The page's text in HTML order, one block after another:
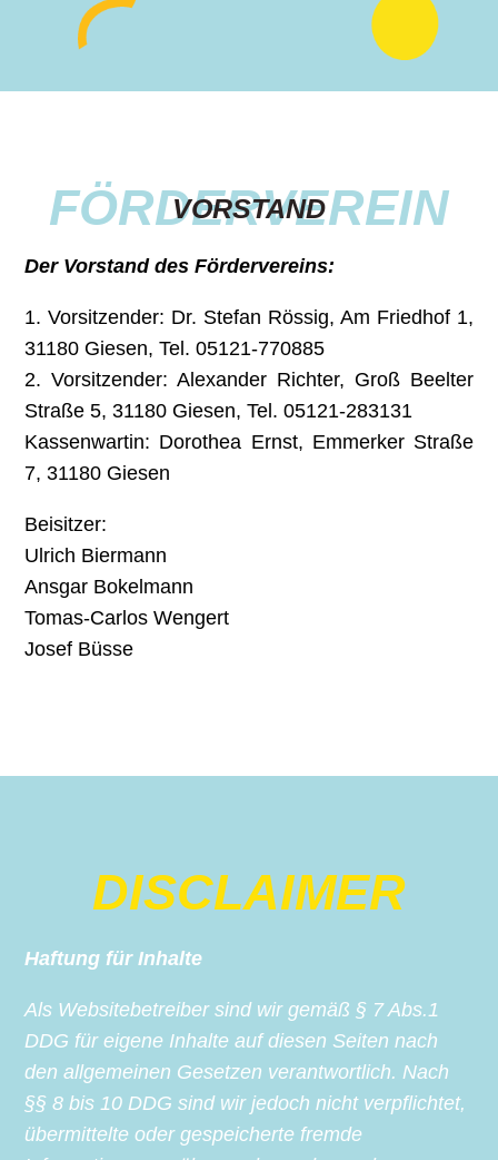
FÖRDERVEREIN
VORSTAND
Der Vorstand des Fördervereins:
1. Vorsitzender: Dr. Stefan Rössig, Am Friedhof 1,
31180 Giesen, Tel. 05121-770885
2. Vorsitzender: Alexander Richter, Groß Beelter
Straße 5, 31180 Giesen, Tel. 05121-283131
Kassenwartin: Dorothea Ernst, Emmerker Straße
7, 31180 Giesen
Beisitzer:
Ulrich Biermann
Ansgar Bokelmann
Tomas-Carlos Wengert
Josef Büsse
DISCLAIMER
Haftung für Inhalte
Als Websitebetreiber sind wir gemäß § 7 Abs.1
DDG für eigene Inhalte auf diesen Seiten nach
den allgemeinen Gesetzen verantwortlich. Nach
§§ 8 bis 10 DDG sind wir jedoch nicht verpflichtet,
übermittelte oder gespeicherte fremde